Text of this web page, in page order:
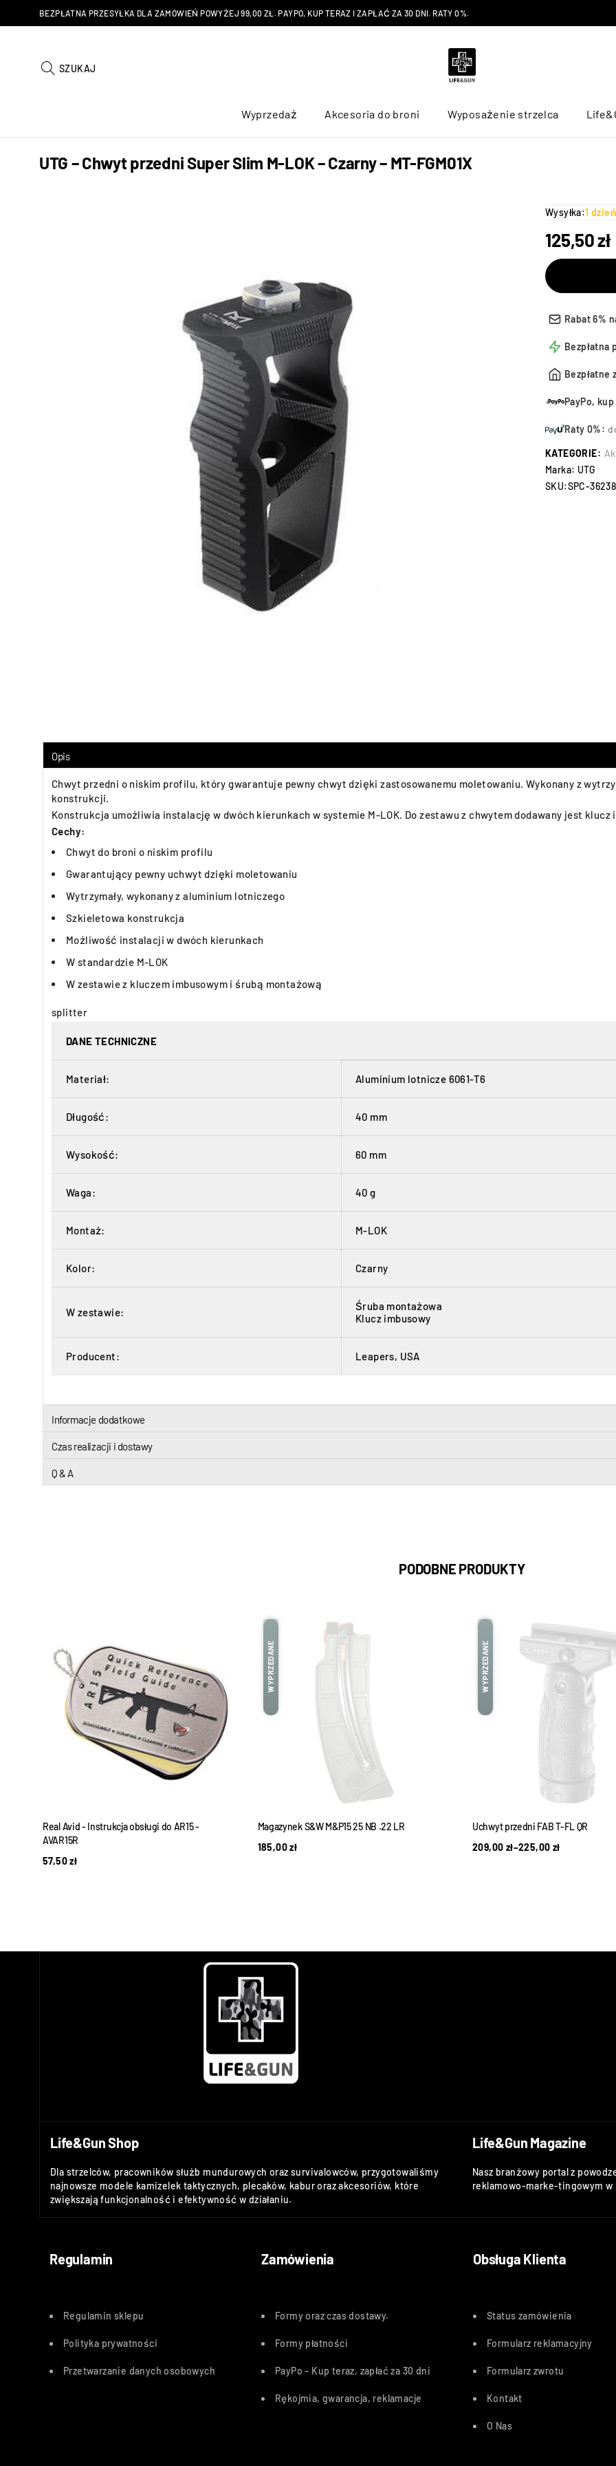
BEZPŁATNA PRZESYŁKA DLA ZAMÓWIEŃ POWYŻEJ 99,00 ZŁ. PAYPO, KUP TERAZ I ZAPŁAĆ ZA 30 DNI. RATY 0%.
SZUKAJ
Wyprzedaż Akcesoria do broni Wyposażenie strzelca
UTG – Chwyt przedni Super Slim M-LOK – Czarny – MT-FGM01X
Wysyłka:1
125,50zł
Rabat 6%
Bezpłatna
Bezpłatne
PayPo,
Raty 0%:
KATEGORIE:
Marka: UTG
SKU:SPC-36238
Opis
Chwyt przedni o niskim profilu, który gwarantuje pewny chwyt dzięki zastosowanemu moletowaniu. Wykonany z
konstrukcji.
Konstrukcja umożliwia instalację w dwóch kierunkach w systemie M-LOK. Do zestawu z chwytem dodawany jest klucz
Cechy:
Chwyt do broni o niskim profilu
Gwarantujący pewny uchwyt dzięki moletowaniu
Wytrzymały, wykonany z aluminium lotniczego
Szkieletowa konstrukcja
Możliwość instalacji w dwóch kierunkach
W standardzie M-LOK
W zestawie z kluczem imbusowym i śrubą montażową
splitter
DANE TECHNICZNE
Materiał: Aluminium lotnicze 6061-T6
Długość: 40 mm
Wysokość: 60 mm
Waga: 40 g
Montaż: M-LOK
Kolor: Czarny
W zestawie:
Śruba montażowa
Klucz imbusowy
Producent: Leapers, USA
Informacje dodatkowe
Czas realizacji i dostawy
Q & A
PODOBNE PRODUKTY
Real Avid - Instrukcja obsługi do AR15 -
AVAR15R
57,50zł
WYPRZEDANE
Magazynek S&W M&P15 25 NB .22 LR
185,00zł
WYPRZEDANE
Uchwyt przedni FAB T-FL QR
209,00 zł–225,00 zł
Life&Gun Shop
Dla strzelców, pracowników służb mundurowych oraz survivalowców, przygotowaliśmy
najnowsze modele kamizelek taktycznych, plecaków, kabur oraz akcesoriów, które
zwiększają funkcjonalność i efektywność w działaniu.
Life&Gun Magazine
Nasz branżowy portal z
reklamowo-marke-tingowym
Regulamin Zamówienia Obsługa Klienta
Regulamin sklepu
Polityka prywatności
Przetwarzanie danych osobowych
Formy oraz czas dostawy.
Formy płatności
PayPo – Kup teraz, zapłać za 30 dni
Rękojmia, gwarancja, reklamacje
Status zamówienia
Formularz reklamacyjny
Formularz zwrotu
Kontakt
O Nas